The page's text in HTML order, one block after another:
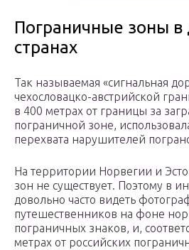
Пограничные зоны в
странах
Так называемая «сигнальная
чехословацко-австрийской
в 400 метрах от границы за
пограничной зоне,
перехвата нарушителей
На территории Норвегии и
зон не существует. Поэтому в
довольно часто видеть
путешественников на фоне
пограничных знаков, и,
метрах от российских